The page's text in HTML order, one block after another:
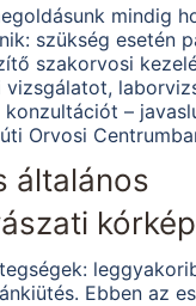
mindig
szükség esetén
szakorvosi
vizsgálatot,
–
Orvosi
általános
Ebben az